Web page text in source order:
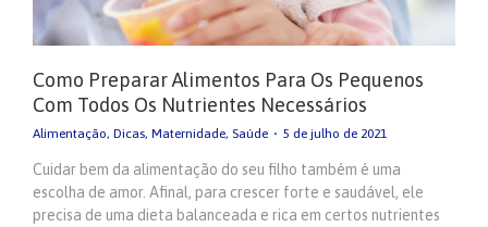
Como Preparar Alimentos Para Os Pequenos
Com Todos Os Nutrientes Necessários
Alimentação, Dicas, Maternidade, Saúde 5 de julho de 2021
Cuidar bem da alimentação do seu filho também é uma
escolha de amor. Afinal, para crescer forte e saudável, ele
precisa de uma dieta balanceada e rica em certos nutrientes